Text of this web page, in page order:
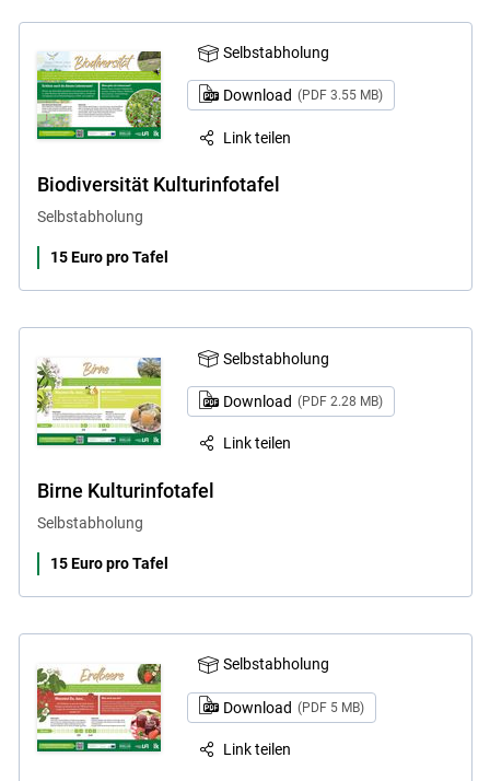
Selbstabholung
Download (PDF 3.55 MB)
Link teilen
Biodiversität Kulturinfotafel
Selbstabholung
15 Euro pro Tafel
Selbstabholung
Download (PDF 2.28 MB)
Link teilen
Birne Kulturinfotafel
Selbstabholung
15 Euro pro Tafel
Selbstabholung
Download (PDF 5 MB)
Link teilen